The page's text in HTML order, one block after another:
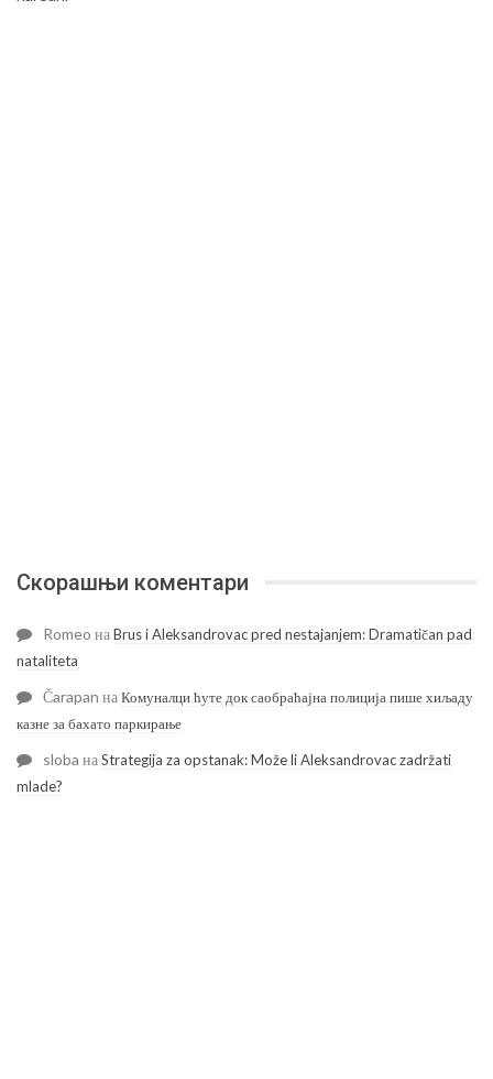
Скорашњи коментари
Romeo наBrus i Aleksandrovac pred nestajanjem: Dramatičan pad
nataliteta
Čarapan наКомуналци ћуте док саобраћајна полиција пише хиљаду
казне за бахато паркирање
sloba наStrategija za opstanak: Može li Aleksandrovac zadržati
mlade?